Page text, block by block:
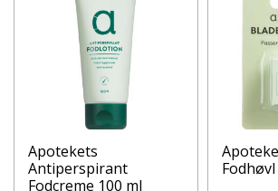
Apotekets
Antiperspirant
Fodcreme 100 ml